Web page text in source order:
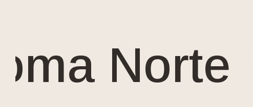
Norte⋅